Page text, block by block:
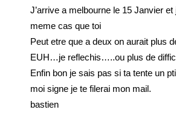
J’arrive a melbourne le 15 Janvier
meme cas que toi
Peut etre que a deux on aurait plus
EUH…je reflechis…..ou plus de
Enfin bon je sais pas si ta tente un
moi signe je te filerai mon mail.
bastien